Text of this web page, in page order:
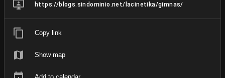
https://blogs.sindominio.net/lacinetika/gimnas/
Copy link
Show map